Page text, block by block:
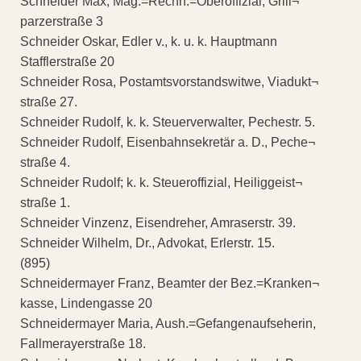
parzerstraße 3
Schneider Oskar, Edler v., k. u. k. Hauptmann
Stafflerstraße 20
Schneider Rosa, Postamtsvorstandswitwe, Viadukt¬
straße 27.
Schneider Rudolf, k. k. Steuerverwalter, Pechestr. 5.
Schneider Rudolf, Eisenbahnsekretär a. D., Peche¬
straße 4.
Schneider Rudolf; k. k. Steueroffizial, Heiliggeist¬
straße 1.
Schneider Vinzenz, Eisendreher, Amraserstr. 39.
Schneider Wilhelm, Dr., Advokat, Erlerstr. 15.
(895)
Schneidermayer Franz, Beamter der Bez.=Kranken¬
kasse, Lindengasse 20
Schneidermayer Maria, Aush.=Gefangenaufseherin,
Fallmerayerstraße 18.